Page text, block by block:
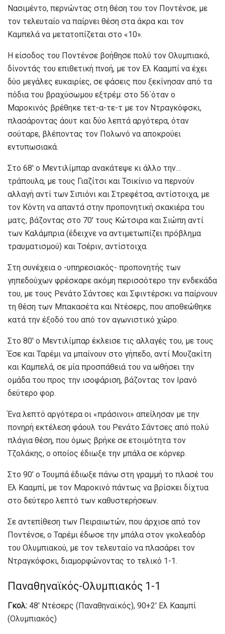
Νασιμέντο, περνώντας στη θέση του τον Ποντένσε, με
τον τελευταίο να παίρνει θέση στα άκρα και τον
Καμπελά να μετατοπίζεται στο «10».
Η είσοδος του Ποντένσε βοήθησε πολύ τον Ολυμπιακό,
δίνοντάς του επιθετική πνοή, με τον Ελ Κααμπί να έχει
δύο μεγάλες ευκαιρίες, σε φάσεις που ξεκίνησαν από τα
πόδια του βραχύσωμου εξτρέμ: στο 56΄όταν ο
Μαροκινός βρέθηκε τετ-α-τε-τ με τον Ντραγκόφσκι,
πλασάροντας άουτ και δύο λεπτά αργότερα, όταν
σούταρε, βλέποντας τον Πολωνό να αποκρούει
εντυπωσιακά.
Στο 68′ ο Μεντιλίμπαρ ανακάτεψε κι άλλο την…
τράπουλα, με τους Γιαζίτσι και Τσικίνιο να περνούν
αλλαγή αντί των Σιπιόνι και Στρεφέτσα, αντίστοιχα, με
τον Κόντη να απαντά στην προπονητική σκακιέρα του
ματς, βάζοντας στο 70′ τους Κώτσιρα και Σιώπη αντί
των Καλάμπρια (έδειχνε να αντιμετωπίζει πρόβλημα
τραυματισμού) και Τσέριν, αντίστοιχα.
Στη συνέχεια ο -υπηρεσιακός- προπονητής των
γηπεδούχων φρέσκαρε ακόμη περισσότερο την ενδεκάδα
του, με τους Ρενάτο Σάντσες και Σφιντέρσκι να παίρνουν
τη θέση των Μπακασέτα και Ντέσερς, που αποθεώθηκε
κατά την έξοδό του από τον αγωνιστικό χώρο.
Στο 80′ ο Μεντιλίμπαρ έκλεισε τις αλλαγές του, με τους
Έσε και Ταρέμι να μπαίνουν στο γήπεδο, αντί Μουζακίτη
και Καμπελά, σε μία προσπάθειά του να ωθήσει την
ομάδα του προς την ισοφάριση, βάζοντας τον Ιρανό
δεύτερο φορ.
Ένα λεπτό αργότερα οι «πράσινοι» απείλησαν με την
πονηρή εκτέλεση φάουλ του Ρενάτο Σάντσες από πολύ
πλάγια θέση, που όμως βρήκε σε ετοιμότητα τον
Τζολάκης, ο οποίος έδιωξε την μπάλα σε κόρνερ.
Στο 90’ ο Τουμπά έδιωξε πάνω στη γραμμή το πλασέ του
Ελ Κααμπί, με τον Μαροκινό πάντως να βρίσκει δίχτυα
στο δεύτερο λεπτό των καθυστερήσεων.
Σε αντεπίθεση των Πειραιωτών, που άρχισε από τον
Ποντένσε, ο Ταρέμι έδωσε την μπάλα στον γκολεαδόρ
του Ολυμπιακού, με τον τελευταίο να πλασάρει τον
Ντραγκόφσκι, διαμορφώνοντας το τελικό 1-1.
Παναθηναϊκός-Ολυμπιακός 1-1
Γκολ: 48′ Ντέσερς (Παναθηναϊκός), 90+2′ Ελ Κααμπί
(Ολυμπιακός)